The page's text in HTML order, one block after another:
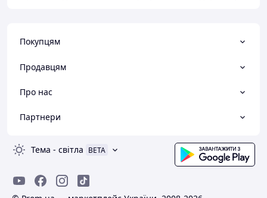
Покупцям
Продавцям
Про нас
Партнери
Тема - світла BETA